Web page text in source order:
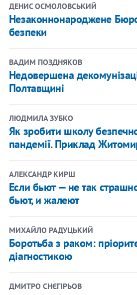
ДЕНИС ОСМОЛОВСЬКИЙ
Незаконнонароджене
безпеки
ВАДИМ ПОЗДНЯКОВ
Недовершена
Полтавщині
ЛЮДМИЛА ЗУБКО
Як зробити школу
пандемії. Приклад
АЛЕКСАНДР КИРШ
Если бьют — не так
бьют, и жалеют
МИХАЙЛО РАДУЦЬКИЙ
Боротьба з раком:
діагностикою
ДМИТРО СНЄГІРЬОВ